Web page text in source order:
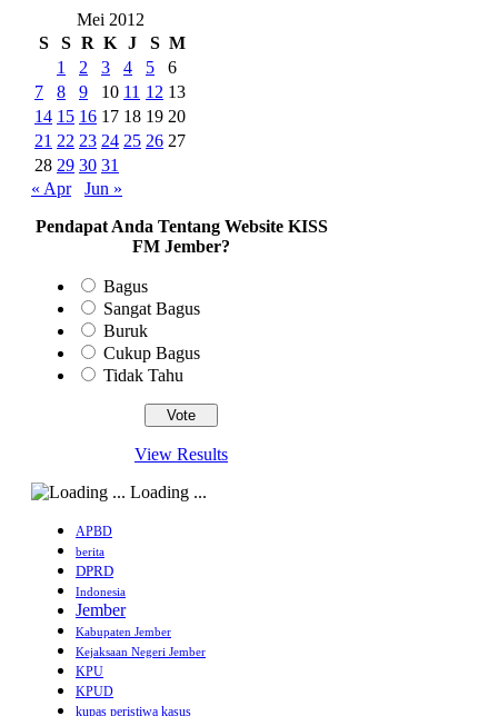
Mei 2012
S
S R K J S M
1
2 3 4 5
6
7
8 9 10 11 12 13
14 15 16 17 18 19 20
21 22 23 24 25 26 27
28 29 30 31
« Apr
Jun »
Pendapat Anda Tentang Website KISS
FM Jember?
Bagus
Sangat Bagus
Buruk
Cukup Bagus
Tidak Tahu
View Results
Loading ...
APBD
berita
DPRD
Indonesia
Jember
Kabupaten Jember
Kejaksaan Negeri Jember
KPU
KPUD
kupas peristiwa kasus